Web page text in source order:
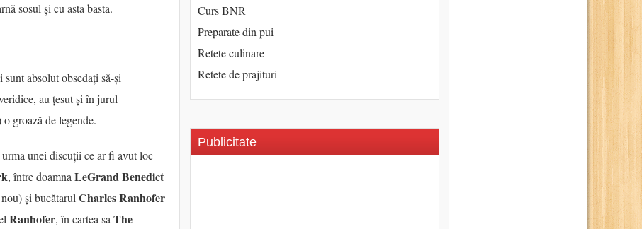
sosul și cu asta basta.
absolut obsedați să-și
au țesut și în jurul
groază de legende.
unei discuții ce ar fi avut loc
, între doamna LeGrand Benedict
și bucătarul Charles Ranhofer
Ranhofer, în cartea sa The
Curs BNR
Preparate din pui
Retete culinare
Retete de prajituri
Publicitate